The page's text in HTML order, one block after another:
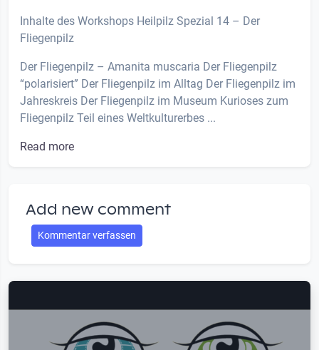
Inhalte des Workshops Heilpilz Spezial 14 – Der
Fliegenpilz
Der Fliegenpilz – Amanita muscaria Der Fliegenpilz
“polarisiert” Der Fliegenpilz im Alltag Der Fliegenpilz im
Jahreskreis Der Fliegenpilz im Museum Kurioses zum
Fliegenpilz Teil eines Weltkulturerbes ...
Read more
Add new comment
Kommentar verfassen